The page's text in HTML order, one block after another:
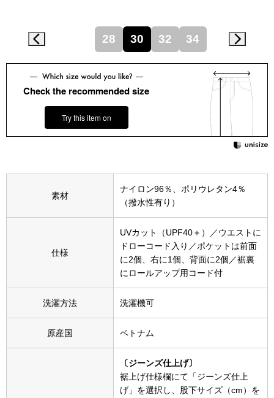
ビー
ウオッチ
ネックレス
その他
ファッション
帽子
スカーフ／ス
28 30 32 34
Check the recommended size
Try this item on
素材
ナイロン96％、ポリウレタン4％
（撥水性有り）
仕様
UVカット（UPF40＋）／ウエストに
ドローコード入り／ポケットは前面
に2個、右に1個、背面に2個／裾裏
にロールアップ用コード付
洗濯方法 洗濯機可
原産国 ベトナム
〔ジーンズ仕上げ〕
裾上げ仕様欄にて「ジーンズ仕上
げ」を選択し、股下サイズ（cm）を